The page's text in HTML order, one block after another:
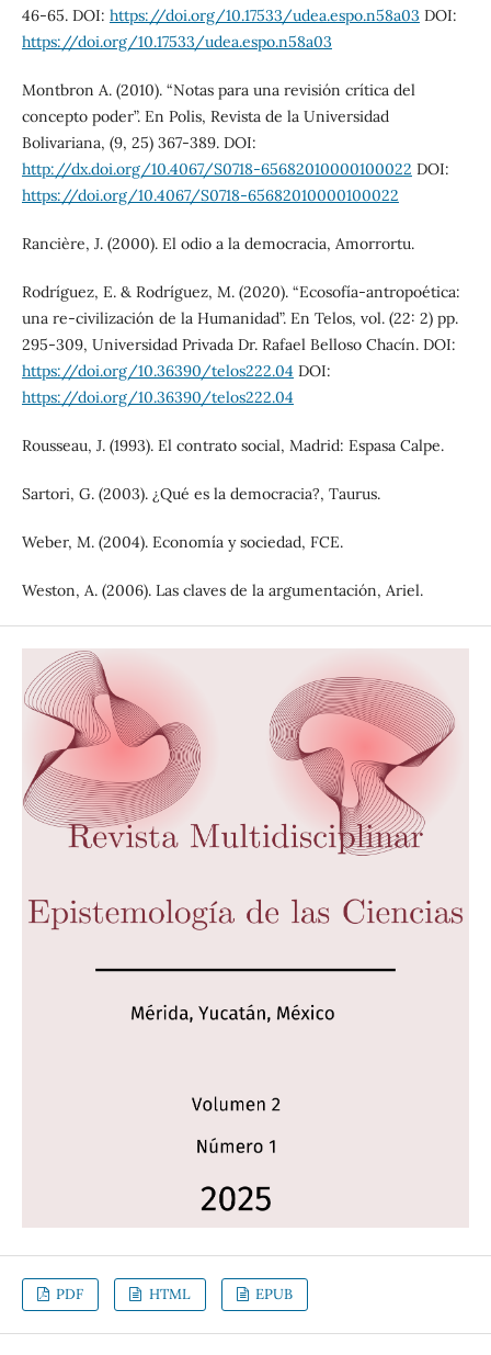
46-65. DOI: https://doi.org/10.17533/udea.espo.n58a03 DOI:
https://doi.org/10.17533/udea.espo.n58a03
Montbron A. (2010). “Notas para una revisión crítica del
concepto poder”. En Polis, Revista de la Universidad
Bolivariana, (9, 25) 367-389. DOI:
http://dx.doi.org/10.4067/S0718-65682010000100022 DOI:
https://doi.org/10.4067/S0718-65682010000100022
Rancière, J. (2000). El odio a la democracia, Amorrortu.
Rodríguez, E. & Rodríguez, M. (2020). “Ecosofía-antropoética:
una re-civilización de la Humanidad”. En Telos, vol. (22: 2) pp.
295-309, Universidad Privada Dr. Rafael Belloso Chacín. DOI:
https://doi.org/10.36390/telos222.04 DOI:
https://doi.org/10.36390/telos222.04
Rousseau, J. (1993). El contrato social, Madrid: Espasa Calpe.
Sartori, G. (2003). ¿Qué es la democracia?, Taurus.
Weber, M. (2004). Economía y sociedad, FCE.
Weston, A. (2006). Las claves de la argumentación, Ariel.
PDF HTML EPUB